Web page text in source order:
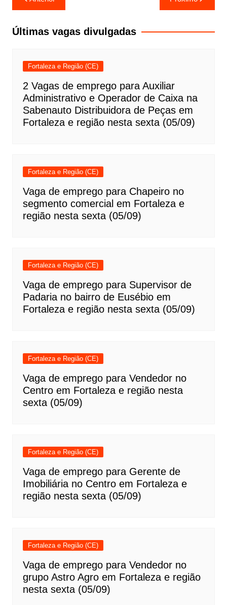
de
Post
Últimas vagas divulgadas
Fortaleza e Região (CE)
2 Vagas de emprego para Auxiliar
Administrativo e Operador de Caixa na
Sabenauto Distribuidora de Peças em
Fortaleza e região nesta sexta (05/09)
Fortaleza e Região (CE)
Vaga de emprego para Chapeiro no
segmento comercial em Fortaleza e
região nesta sexta (05/09)
Fortaleza e Região (CE)
Vaga de emprego para Supervisor de
Padaria no bairro de Eusébio em
Fortaleza e região nesta sexta (05/09)
Fortaleza e Região (CE)
Vaga de emprego para Vendedor no
Centro em Fortaleza e região nesta
sexta (05/09)
Fortaleza e Região (CE)
Vaga de emprego para Gerente de
Imobiliária no Centro em Fortaleza e
região nesta sexta (05/09)
Fortaleza e Região (CE)
Vaga de emprego para Vendedor no
grupo Astro Agro em Fortaleza e região
nesta sexta (05/09)